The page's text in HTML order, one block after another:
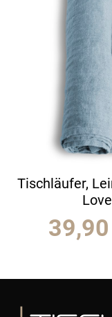
Tischläufer,
39,90